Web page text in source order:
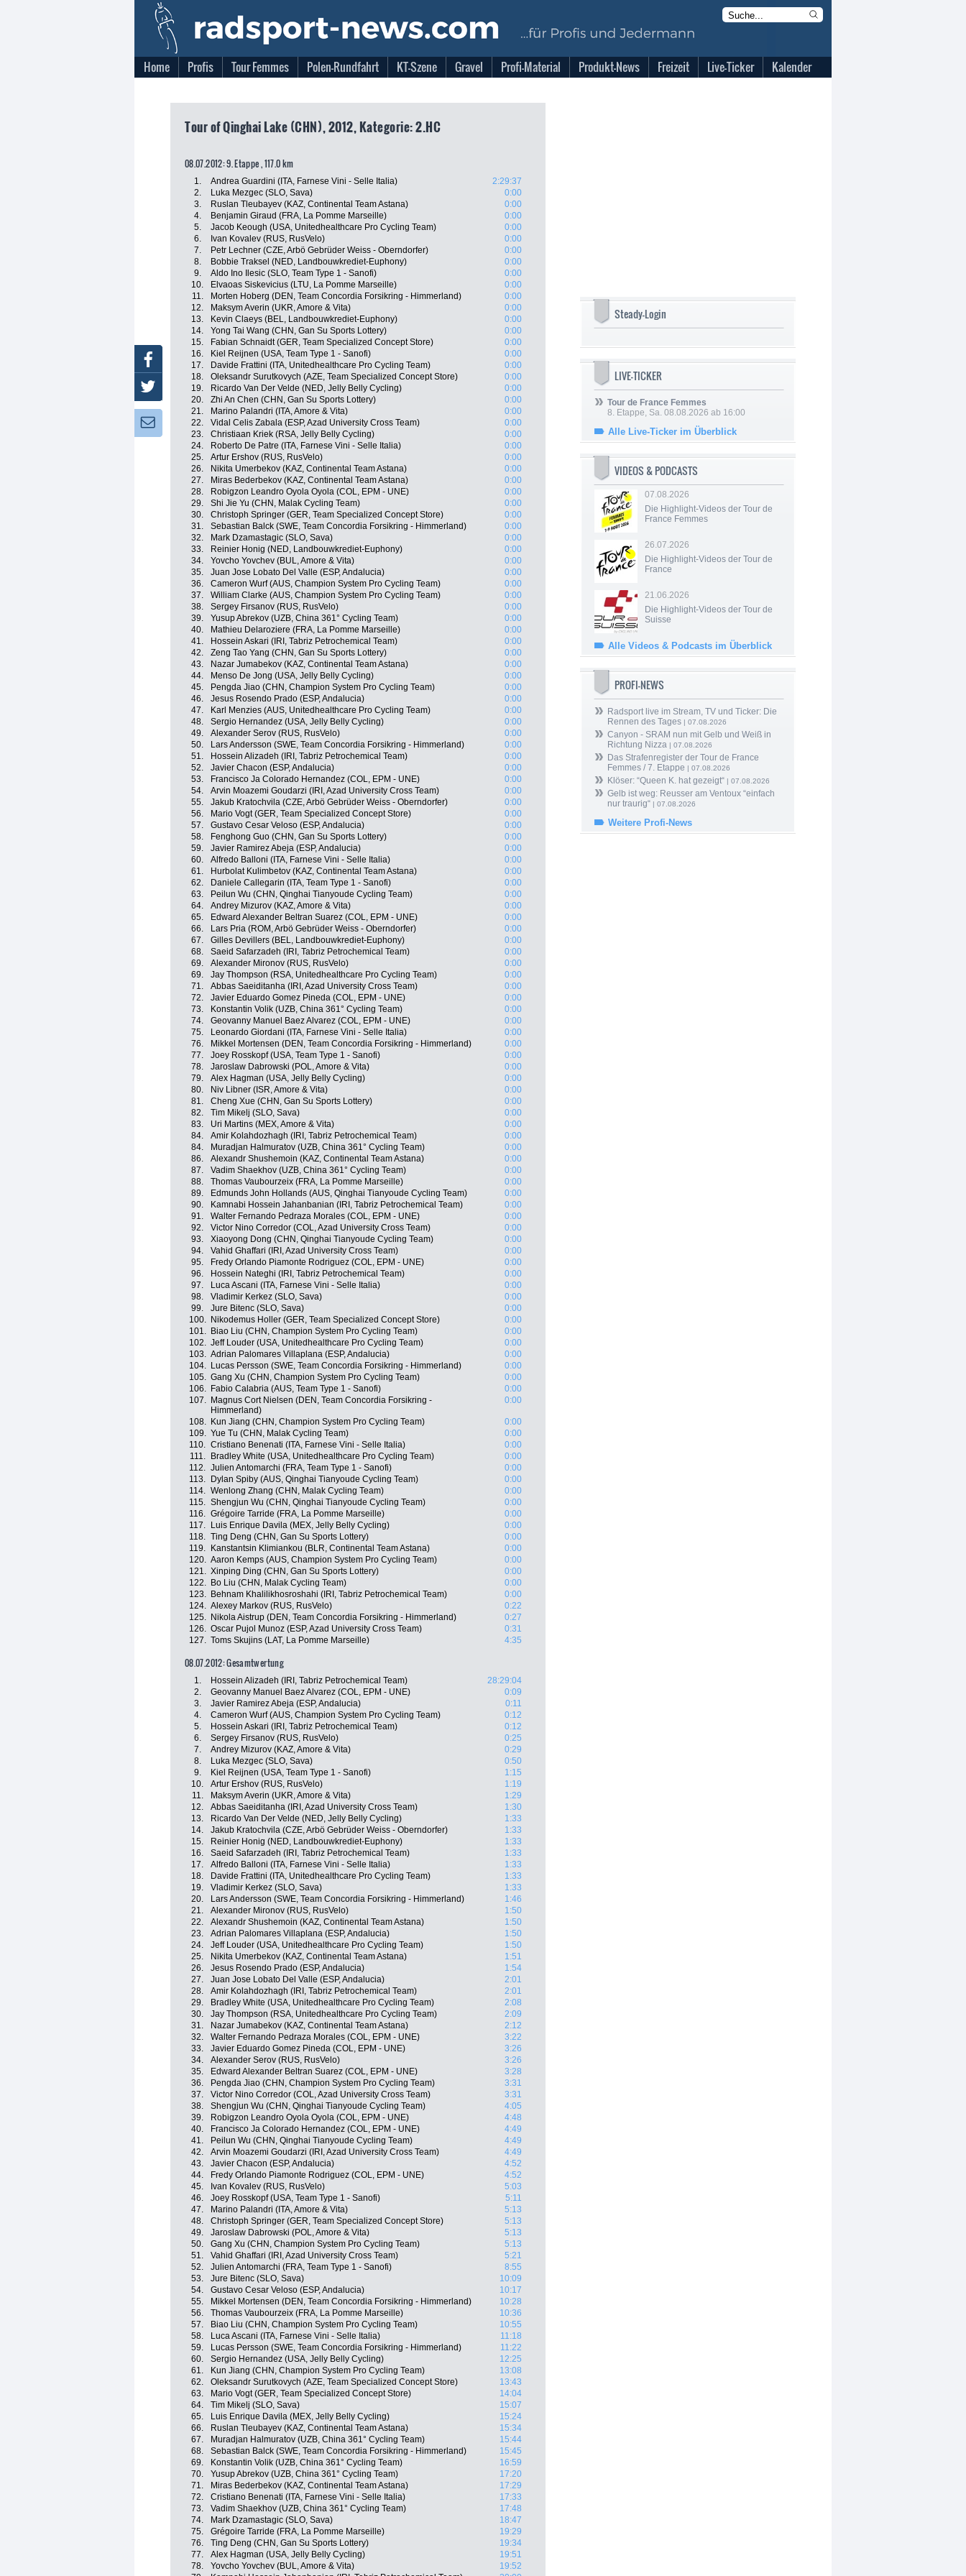
Home Profis Tour Femmes Polen-Rundfahrt KT-Szene Gravel Profi-Material Produkt-News Freizeit Live-Ticker Kalender
Tour of Qinghai Lake (CHN), 2012, Kategorie: 2.HC
08.07.2012: 9. Etappe , 117.0 km
1. Andrea Guardini (ITA, Farnese Vini - Selle Italia)
2:29:37
2.
Luka Mezgec (SLO, Sava)
0:00
3.
Ruslan Tleubayev (KAZ, Continental Team Astana)
0:00
4.
Benjamin Giraud (FRA, La Pomme Marseille)
0:00
5.
Jacob Keough (USA, Unitedhealthcare Pro Cycling Team)
0:00
6.
Ivan Kovalev (RUS, RusVelo)
0:00
7.
Petr Lechner (CZE, Arbö Gebrüder Weiss - Oberndorfer)
0:00
8.
Bobbie Traksel (NED, Landbouwkrediet-Euphony)
0:00
9.
Aldo Ino Ilesic (SLO, Team Type 1 - Sanofi)
0:00
10.
Elvaoas Siskevicius (LTU, La Pomme Marseille)
0:00
11.
Morten Hoberg (DEN, Team Concordia Forsikring - Himmerland)
0:00
12.
Maksym Averin (UKR, Amore & Vita)
0:00
13.
Kevin Claeys (BEL, Landbouwkrediet-Euphony)
0:00
14.
Yong Tai Wang (CHN, Gan Su Sports Lottery)
0:00
15.
Fabian Schnaidt (GER, Team Specialized Concept Store)
0:00
16.
Kiel Reijnen (USA, Team Type 1 - Sanofi)
0:00
17.
Davide Frattini (ITA, Unitedhealthcare Pro Cycling Team)
0:00
18.
Oleksandr Surutkovych (AZE, Team Specialized Concept Store)
0:00
19.
Ricardo Van Der Velde (NED, Jelly Belly Cycling)
0:00
20.
Zhi An Chen (CHN, Gan Su Sports Lottery)
0:00
21.
Marino Palandri (ITA, Amore & Vita)
0:00
22.
Vidal Celis Zabala (ESP, Azad University Cross Team)
0:00
23.
Christiaan Kriek (RSA, Jelly Belly Cycling)
0:00
24.
Roberto De Patre (ITA, Farnese Vini - Selle Italia)
0:00
25.
Artur Ershov (RUS, RusVelo)
0:00
26.
Nikita Umerbekov (KAZ, Continental Team Astana)
0:00
27.
Miras Bederbekov (KAZ, Continental Team Astana)
0:00
28.
Robigzon Leandro Oyola Oyola (COL, EPM - UNE)
0:00
29.
Shi Jie Yu (CHN, Malak Cycling Team)
0:00
30.
Christoph Springer (GER, Team Specialized Concept Store)
0:00
31.
Sebastian Balck (SWE, Team Concordia Forsikring - Himmerland)
0:00
32.
Mark Dzamastagic (SLO, Sava)
0:00
33.
Reinier Honig (NED, Landbouwkrediet-Euphony)
0:00
34.
Yovcho Yovchev (BUL, Amore & Vita)
0:00
35.
Juan Jose Lobato Del Valle (ESP, Andalucia)
0:00
36.
Cameron Wurf (AUS, Champion System Pro Cycling Team)
0:00
37.
William Clarke (AUS, Champion System Pro Cycling Team)
0:00
38.
Sergey Firsanov (RUS, RusVelo)
0:00
39.
Yusup Abrekov (UZB, China 361° Cycling Team)
0:00
40.
Mathieu Delaroziere (FRA, La Pomme Marseille)
0:00
41.
Hossein Askari (IRI, Tabriz Petrochemical Team)
0:00
42.
Zeng Tao Yang (CHN, Gan Su Sports Lottery)
0:00
43.
Nazar Jumabekov (KAZ, Continental Team Astana)
0:00
44.
Menso De Jong (USA, Jelly Belly Cycling)
0:00
45.
Pengda Jiao (CHN, Champion System Pro Cycling Team)
0:00
46.
Jesus Rosendo Prado (ESP, Andalucia)
0:00
47.
Karl Menzies (AUS, Unitedhealthcare Pro Cycling Team)
0:00
48.
Sergio Hernandez (USA, Jelly Belly Cycling)
0:00
49.
Alexander Serov (RUS, RusVelo)
0:00
50.
Lars Andersson (SWE, Team Concordia Forsikring - Himmerland)
0:00
51.
Hossein Alizadeh (IRI, Tabriz Petrochemical Team)
0:00
52.
Javier Chacon (ESP, Andalucia)
0:00
53.
Francisco Ja Colorado Hernandez (COL, EPM - UNE)
0:00
54.
Arvin Moazemi Goudarzi (IRI, Azad University Cross Team)
0:00
55.
Jakub Kratochvila (CZE, Arbö Gebrüder Weiss - Oberndorfer)
0:00
56.
Mario Vogt (GER, Team Specialized Concept Store)
0:00
57.
Gustavo Cesar Veloso (ESP, Andalucia)
0:00
58.
Fenghong Guo (CHN, Gan Su Sports Lottery)
0:00
59.
Javier Ramirez Abeja (ESP, Andalucia)
0:00
60.
Alfredo Balloni (ITA, Farnese Vini - Selle Italia)
0:00
61.
Hurbolat Kulimbetov (KAZ, Continental Team Astana)
0:00
62.
Daniele Callegarin (ITA, Team Type 1 - Sanofi)
0:00
63.
Peilun Wu (CHN, Qinghai Tianyoude Cycling Team)
0:00
64.
Andrey Mizurov (KAZ, Amore & Vita)
0:00
65.
Edward Alexander Beltran Suarez (COL, EPM - UNE)
0:00
66.
Lars Pria (ROM, Arbö Gebrüder Weiss - Oberndorfer)
0:00
67.
Gilles Devillers (BEL, Landbouwkrediet-Euphony)
0:00
68.
Saeid Safarzadeh (IRI, Tabriz Petrochemical Team)
0:00
69.
Alexander Mironov (RUS, RusVelo)
0:00
69.
Jay Thompson (RSA, Unitedhealthcare Pro Cycling Team)
0:00
71.
Abbas Saeiditanha (IRI, Azad University Cross Team)
0:00
72.
Javier Eduardo Gomez Pineda (COL, EPM - UNE)
0:00
73.
Konstantin Volik (UZB, China 361° Cycling Team)
0:00
74.
Geovanny Manuel Baez Alvarez (COL, EPM - UNE)
0:00
75.
Leonardo Giordani (ITA, Farnese Vini - Selle Italia)
0:00
76.
Mikkel Mortensen (DEN, Team Concordia Forsikring - Himmerland)
0:00
77.
Joey Rosskopf (USA, Team Type 1 - Sanofi)
0:00
78.
Jaroslaw Dabrowski (POL, Amore & Vita)
0:00
79.
Alex Hagman (USA, Jelly Belly Cycling)
0:00
80.
Niv Libner (ISR, Amore & Vita)
0:00
81.
Cheng Xue (CHN, Gan Su Sports Lottery)
0:00
82.
Tim Mikelj (SLO, Sava)
0:00
83.
Uri Martins (MEX, Amore & Vita)
0:00
84.
Amir Kolahdozhagh (IRI, Tabriz Petrochemical Team)
0:00
84.
Muradjan Halmuratov (UZB, China 361° Cycling Team)
0:00
86.
Alexandr Shushemoin (KAZ, Continental Team Astana)
0:00
87.
Vadim Shaekhov (UZB, China 361° Cycling Team)
0:00
88.
Thomas Vaubourzeix (FRA, La Pomme Marseille)
0:00
89.
Edmunds John Hollands (AUS, Qinghai Tianyoude Cycling Team)
0:00
90.
Kamnabi Hossein Jahanbanian (IRI, Tabriz Petrochemical Team)
0:00
91.
Walter Fernando Pedraza Morales (COL, EPM - UNE)
0:00
92.
Victor Nino Corredor (COL, Azad University Cross Team)
0:00
93.
Xiaoyong Dong (CHN, Qinghai Tianyoude Cycling Team)
0:00
94.
Vahid Ghaffari (IRI, Azad University Cross Team)
0:00
95.
Fredy Orlando Piamonte Rodriguez (COL, EPM - UNE)
0:00
96.
Hossein Nateghi (IRI, Tabriz Petrochemical Team)
0:00
97.
Luca Ascani (ITA, Farnese Vini - Selle Italia)
0:00
98.
Vladimir Kerkez (SLO, Sava)
0:00
99.
Jure Bitenc (SLO, Sava)
0:00
100.
Nikodemus Holler (GER, Team Specialized Concept Store)
0:00
101.
Biao Liu (CHN, Champion System Pro Cycling Team)
0:00
102. Jeff Louder (USA, Unitedhealthcare Pro Cycling Team)
0:00
103. Adrian Palomares Villaplana (ESP, Andalucia)
0:00
104.
Lucas Persson (SWE, Team Concordia Forsikring - Himmerland)
0:00
105. Gang Xu (CHN, Champion System Pro Cycling Team)
0:00
106.
Fabio Calabria (AUS, Team Type 1 - Sanofi)
0:00
107.
Magnus Cort Nielsen (DEN, Team Concordia Forsikring -
Himmerland)
0:00
108. Kun Jiang (CHN, Champion System Pro Cycling Team)
0:00
109. Yue Tu (CHN, Malak Cycling Team)
0:00
110. Cristiano Benenati (ITA, Farnese Vini - Selle Italia)
0:00
111.
Bradley White (USA, Unitedhealthcare Pro Cycling Team)
0:00
112. Julien Antomarchi (FRA, Team Type 1 - Sanofi)
0:00
113.
Dylan Spiby (AUS, Qinghai Tianyoude Cycling Team)
0:00
114. Wenlong Zhang (CHN, Malak Cycling Team)
0:00
115. Shengjun Wu (CHN, Qinghai Tianyoude Cycling Team)
0:00
116. Grégoire Tarride (FRA, La Pomme Marseille)
0:00
117.
Luis Enrique Davila (MEX, Jelly Belly Cycling)
0:00
118. Ting Deng (CHN, Gan Su Sports Lottery)
0:00
119.
Kanstantsin Klimiankou (BLR, Continental Team Astana)
0:00
120. Aaron Kemps (AUS, Champion System Pro Cycling Team)
0:00
121. Xinping Ding (CHN, Gan Su Sports Lottery)
0:00
122.
Bo Liu (CHN, Malak Cycling Team)
0:00
123.
Behnam Khalilikhosroshahi (IRI, Tabriz Petrochemical Team)
0:00
124. Alexey Markov (RUS, RusVelo)
0:22
125.
Nikola Aistrup (DEN, Team Concordia Forsikring - Himmerland)
0:27
126. Oscar Pujol Munoz (ESP, Azad University Cross Team)
0:31
127. Toms Skujins (LAT, La Pomme Marseille) 4:35
08.07.2012: Gesamtwertung
1. Hossein Alizadeh (IRI, Tabriz Petrochemical Team)
28:29:04
2.
Geovanny Manuel Baez Alvarez (COL, EPM - UNE)
0:09
3.
Javier Ramirez Abeja (ESP, Andalucia)
0:11
4.
Cameron Wurf (AUS, Champion System Pro Cycling Team)
0:12
5.
Hossein Askari (IRI, Tabriz Petrochemical Team)
0:12
6.
Sergey Firsanov (RUS, RusVelo)
0:25
7.
Andrey Mizurov (KAZ, Amore & Vita)
0:29
8.
Luka Mezgec (SLO, Sava)
0:50
9.
Kiel Reijnen (USA, Team Type 1 - Sanofi)
1:15
10.
Artur Ershov (RUS, RusVelo)
1:19
11.
Maksym Averin (UKR, Amore & Vita)
1:29
12.
Abbas Saeiditanha (IRI, Azad University Cross Team)
1:30
13.
Ricardo Van Der Velde (NED, Jelly Belly Cycling)
1:33
14.
Jakub Kratochvila (CZE, Arbö Gebrüder Weiss - Oberndorfer)
1:33
15.
Reinier Honig (NED, Landbouwkrediet-Euphony)
1:33
16.
Saeid Safarzadeh (IRI, Tabriz Petrochemical Team)
1:33
17.
Alfredo Balloni (ITA, Farnese Vini - Selle Italia)
1:33
18.
Davide Frattini (ITA, Unitedhealthcare Pro Cycling Team)
1:33
19.
Vladimir Kerkez (SLO, Sava)
1:33
20.
Lars Andersson (SWE, Team Concordia Forsikring - Himmerland)
1:46
21.
Alexander Mironov (RUS, RusVelo)
1:50
22.
Alexandr Shushemoin (KAZ, Continental Team Astana)
1:50
23.
Adrian Palomares Villaplana (ESP, Andalucia)
1:50
24.
Jeff Louder (USA, Unitedhealthcare Pro Cycling Team)
1:50
25.
Nikita Umerbekov (KAZ, Continental Team Astana)
1:51
26.
Jesus Rosendo Prado (ESP, Andalucia)
1:54
27.
Juan Jose Lobato Del Valle (ESP, Andalucia)
2:01
28.
Amir Kolahdozhagh (IRI, Tabriz Petrochemical Team)
2:01
29.
Bradley White (USA, Unitedhealthcare Pro Cycling Team)
2:08
30.
Jay Thompson (RSA, Unitedhealthcare Pro Cycling Team)
2:09
31.
Nazar Jumabekov (KAZ, Continental Team Astana)
2:12
32.
Walter Fernando Pedraza Morales (COL, EPM - UNE)
3:22
33.
Javier Eduardo Gomez Pineda (COL, EPM - UNE)
3:26
34.
Alexander Serov (RUS, RusVelo)
3:26
35.
Edward Alexander Beltran Suarez (COL, EPM - UNE)
3:28
36.
Pengda Jiao (CHN, Champion System Pro Cycling Team)
3:31
37.
Victor Nino Corredor (COL, Azad University Cross Team)
3:31
38.
Shengjun Wu (CHN, Qinghai Tianyoude Cycling Team)
4:05
39.
Robigzon Leandro Oyola Oyola (COL, EPM - UNE)
4:48
40.
Francisco Ja Colorado Hernandez (COL, EPM - UNE)
4:49
41.
Peilun Wu (CHN, Qinghai Tianyoude Cycling Team)
4:49
42.
Arvin Moazemi Goudarzi (IRI, Azad University Cross Team)
4:49
43.
Javier Chacon (ESP, Andalucia)
4:52
44.
Fredy Orlando Piamonte Rodriguez (COL, EPM - UNE)
4:52
45.
Ivan Kovalev (RUS, RusVelo)
5:03
46.
Joey Rosskopf (USA, Team Type 1 - Sanofi)
5:11
47.
Marino Palandri (ITA, Amore & Vita)
5:13
48.
Christoph Springer (GER, Team Specialized Concept Store)
5:13
49.
Jaroslaw Dabrowski (POL, Amore & Vita)
5:13
50.
Gang Xu (CHN, Champion System Pro Cycling Team)
5:13
51.
Vahid Ghaffari (IRI, Azad University Cross Team)
5:21
52.
Julien Antomarchi (FRA, Team Type 1 - Sanofi)
8:55
53.
Jure Bitenc (SLO, Sava)
10:09
54.
Gustavo Cesar Veloso (ESP, Andalucia)
10:17
55.
Mikkel Mortensen (DEN, Team Concordia Forsikring - Himmerland)
10:28
56.
Thomas Vaubourzeix (FRA, La Pomme Marseille)
10:36
57.
Biao Liu (CHN, Champion System Pro Cycling Team)
10:55
58.
Luca Ascani (ITA, Farnese Vini - Selle Italia)
11:18
59.
Lucas Persson (SWE, Team Concordia Forsikring - Himmerland)
11:22
60.
Sergio Hernandez (USA, Jelly Belly Cycling)
12:25
61.
Kun Jiang (CHN, Champion System Pro Cycling Team)
13:08
62.
Oleksandr Surutkovych (AZE, Team Specialized Concept Store)
13:43
63.
Mario Vogt (GER, Team Specialized Concept Store)
14:04
64.
Tim Mikelj (SLO, Sava)
15:07
65.
Luis Enrique Davila (MEX, Jelly Belly Cycling)
15:24
66.
Ruslan Tleubayev (KAZ, Continental Team Astana)
15:34
67.
Muradjan Halmuratov (UZB, China 361° Cycling Team)
15:44
68.
Sebastian Balck (SWE, Team Concordia Forsikring - Himmerland)
15:45
69.
Konstantin Volik (UZB, China 361° Cycling Team)
16:59
70.
Yusup Abrekov (UZB, China 361° Cycling Team)
17:20
71.
Miras Bederbekov (KAZ, Continental Team Astana)
17:29
72.
Cristiano Benenati (ITA, Farnese Vini - Selle Italia)
17:33
73.
Vadim Shaekhov (UZB, China 361° Cycling Team)
17:48
74.
Mark Dzamastagic (SLO, Sava)
18:47
75.
Grégoire Tarride (FRA, La Pomme Marseille)
19:29
76.
Ting Deng (CHN, Gan Su Sports Lottery)
19:34
77.
Alex Hagman (USA, Jelly Belly Cycling)
19:51
78.
Yovcho Yovchev (BUL, Amore & Vita)
19:52
Steady-Login
LIVE-TICKER
Tour de France Femmes
8. Etappe, Sa. 08.08.2026 ab 16:00
Alle Live-Ticker im Überblick
VIDEOS & PODCASTS
07.08.2026
Die Highlight-Videos der Tour de
France Femmes
26.07.2026
Die Highlight-Videos der Tour de
France
21.06.2026
Die Highlight-Videos der Tour de
Suisse
Alle Videos & Podcasts im Überblick
PROFI-NEWS
Radsport live im Stream, TV und Ticker: Die
Rennen des Tages | 07.08.2026
Canyon - SRAM nun mit Gelb und Weiß in
Richtung Nizza | 07.08.2026
Das Strafenregister der Tour de France
Femmes / 7. Etappe | 07.08.2026
Klöser: “Queen K. hat gezeigt“ | 07.08.2026
Gelb ist weg: Reusser am Ventoux “einfach
nur traurig“ | 07.08.2026
Weitere Profi-News
Facebook
Twitter
Newsletter: